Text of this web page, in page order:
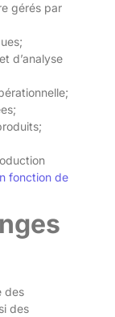
gérés par
d’analyse
fonction de
des
des